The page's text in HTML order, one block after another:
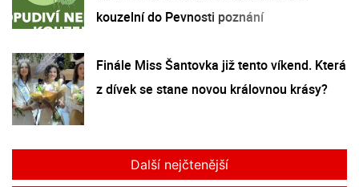
kouzelní do Pevnosti poznání
Finále Miss Šantovka již tento víkend. Která
z dívek se stane novou královnou krásy?
Další nejčtenější